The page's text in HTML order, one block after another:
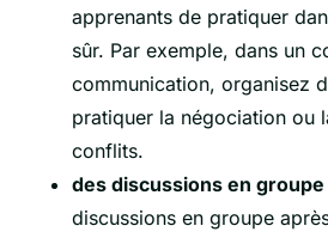
apprenants de pratiquer
sûr. Par exemple, dans un
communication, organisez
pratiquer la négociation ou
conflits.
des discussions en groupe
discussions en groupe